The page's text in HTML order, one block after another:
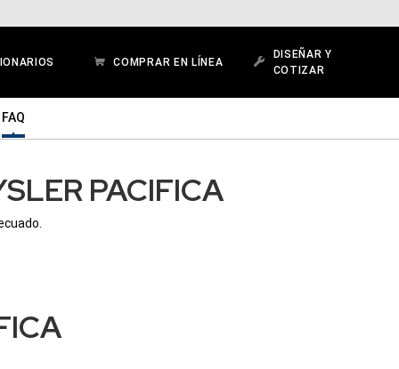
COMPRAR EN LÍNEA
DISEÑAR Y
COTIZAR
FAQ
PACIFICA